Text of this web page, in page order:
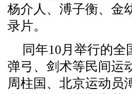
杨介人、溥子衡、金
录片。
同年10月举行的
弹弓、剑术等民间运
周柱国、北京运动员